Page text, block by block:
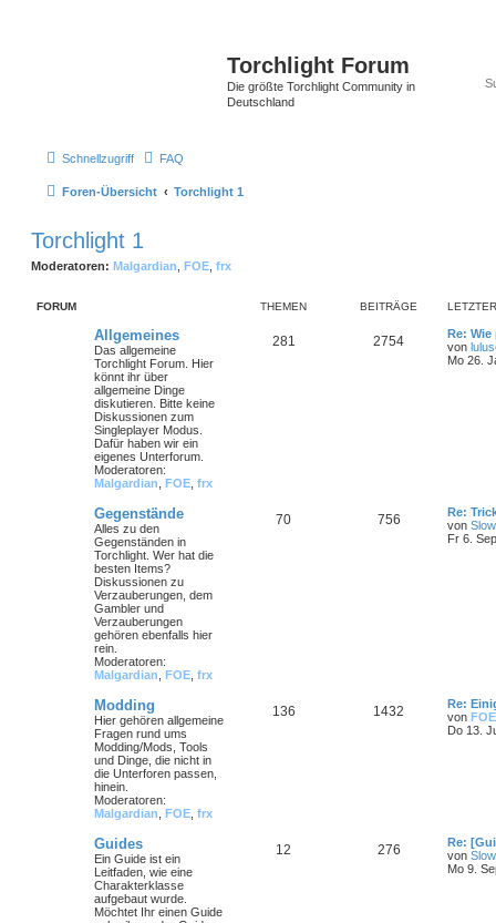
Torchlight Forum
Die größte Torchlight Community in
Deutschland
Schnellzugriff FAQ
Foren-Übersicht Torchlight 1
Torchlight 1
Moderatoren: Malgardian FOE frx
FORUM THEMEN BEITRÄGE
Allgemeines
Das allgemeine
Torchlight Forum. Hier
könnt ihr über
allgemeine Dinge
diskutieren. Bitte keine
Diskussionen zum
Singleplayer Modus.
Dafür haben wir ein
eigenes Unterforum.
Moderatoren:
Malgardian FOE frx
281 2754
Re:
von
Mo 26.
Gegenstände
Alles zu den
Gegenständen in
Torchlight. Wer hat die
besten Items?
Diskussionen zu
Verzauberungen, dem
Gambler und
Verzauberungen
gehören ebenfalls hier
rein.
Moderatoren:
Malgardian FOE frx
70 756
Re:
von
Fr 6.
Modding
Hier gehören allgemeine
Fragen rund ums
Modding/Mods, Tools
und Dinge, die nicht in
die Unterforen passen,
hinein.
Moderatoren:
Malgardian FOE frx
136 1432
Re:
von FOE
Do 13.
Guides
Ein Guide ist ein
Leitfaden, wie eine
Charakterklasse
aufgebaut wurde.
Möchtet Ihr einen Guide
12 276
Re:
von
Mo 9.